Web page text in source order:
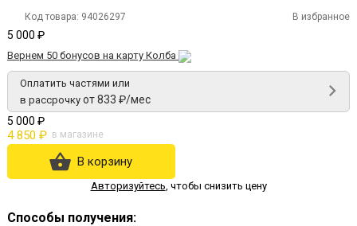
Код товара: 94026297 В избранное
5 000 ₽
Вернем 50 бонусов на карту Колба
Оплатить частями или
в рассрочку от 833 ₽/мес
5 000 ₽
4 850 ₽ в магазине
В корзину
Авторизуйтесь, чтобы снизить цену
Способы получения: